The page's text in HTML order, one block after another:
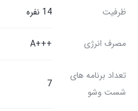
ظرفیت 14 نفره
مصرف انرژی +++A
تعداد برنامه های
شست وشو
7